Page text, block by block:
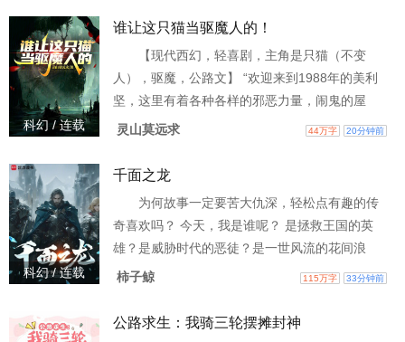
什么都快；传说他【金刚不坏】，他便真的肉身
他便无所不能。于是，史上最刻意的人设打造开
始了。 PS：天才、忍者、木叶、火影。
科幻 / 连载
谁让这只猫当驱魔人的！
【现代西幻，轻喜剧，主角是只猫（不变
人），驱魔，公路文】 “欢迎来到1988年的美利
坚，这里有着各种各样的邪恶力量，闹鬼的屋
子、都市传说中的怪物、散布诅咒的女巫、交易
你在面对它们时连一天都活不下去——” “你放
相间的奶牛猫， “我亲眼看见这只猫生吞了我八个
同事！” “是那只猫！放弃线程，放弃线程！”金牌
销售恶魔
灵山莫远求 44万字 20分钟前
科幻 / 连载
千面之龙
为何故事一定要苦大仇深，轻松点有趣的传
奇喜欢吗？ 今天，我是谁呢？ 是拯救王国的英
雄？是威胁时代的恶徒？是一世风流的花间浪
子？还是历史留名的大罪人.....色魔就算了，怎么
量戏子，都可以是我。 嗯，娶了女王，生了公主
柿子鲸 115万字 33分钟前
公路求生：我骑三轮摆摊封神